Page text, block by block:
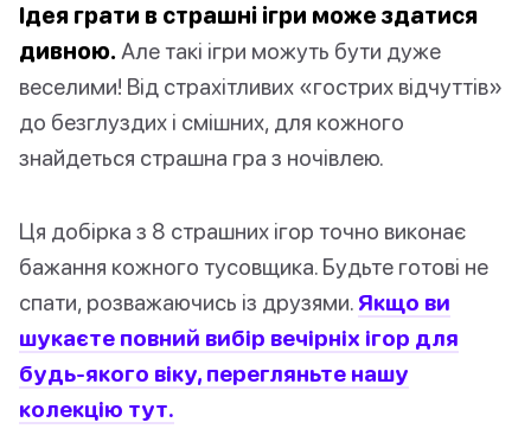
Ідея грати в страшні ігри може здатися
дивною. Але такі ігри можуть бути дуже
веселими! Від страхітливих «гострих відчуттів»
до безглуздих і смішних, для кожного
знайдеться страшна гра з ночівлею.
Ця добірка з 8 страшних ігор точно виконає
бажання кожного тусовщика. Будьте готові не
спати, розважаючись із друзями. Якщо ви
шукаєте повний вибір вечірніх ігор для
будь-якого віку, перегляньте нашу
колекцію тут.